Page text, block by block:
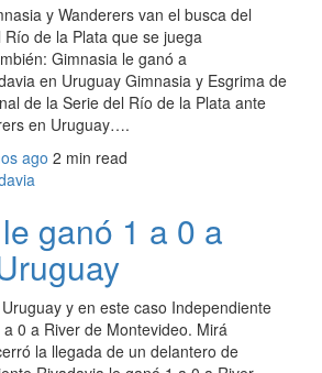
y Wanderers van el busca del
de la Plata que se juega
Gimnasia le ganó a
en Uruguay Gimnasia y Esgrima de
de la Serie del Río de la Plata ante
en Uruguay….
ago 2 min read
ganó 1 a 0 a
y en este caso Independiente
0 a River de Montevideo. Mirá
la llegada de un delantero de